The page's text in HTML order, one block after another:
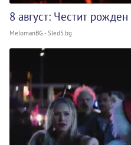
8 август: Честит
MelomanBG - Sled5.bg